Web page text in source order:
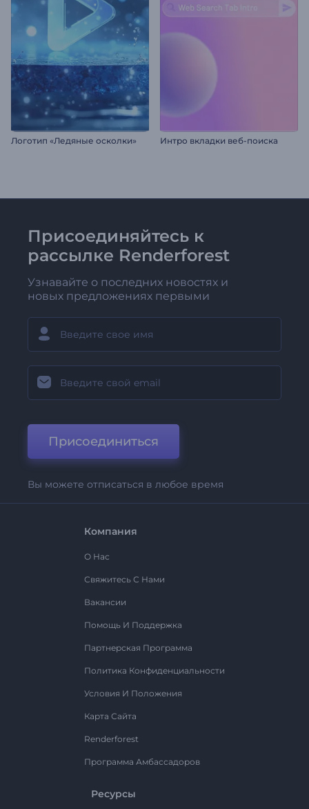
Логотип «Ледяные осколки» Интро вкладки веб-поиска
Присоединяйтесь к
рассылке Renderforest
Узнавайте о последних новостях и
новых предложениях первыми
Присоединиться
Вы можете отписаться в любое время
Компания
О Нас
Свяжитесь С Нами
Вакансии
Помощь И Поддержка
Партнерская Программа
Политика Конфиденциальности
Условия И Положения
Карта Сайта
Renderforest
Программа Амбассадоров
Ресурсы